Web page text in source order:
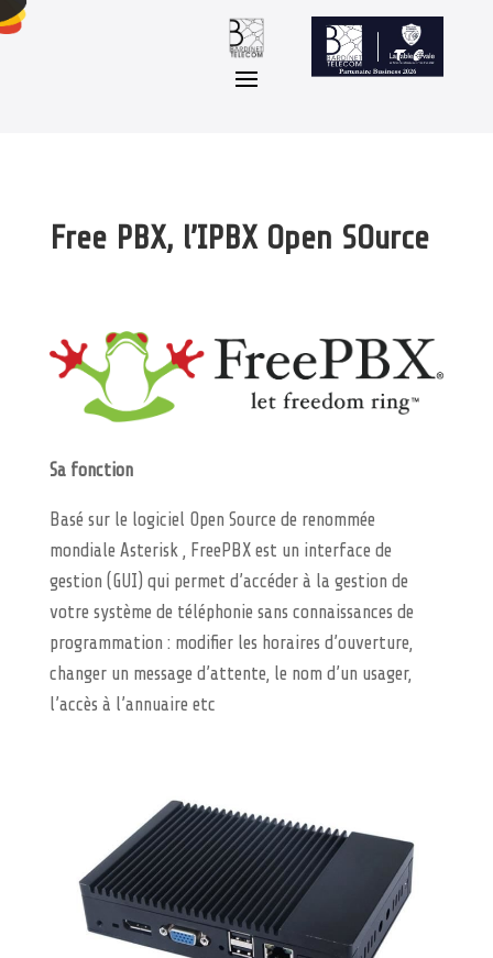
Free PBX, l’IPBX Open SOurce
Sa fonction
Basé sur le logiciel Open Source de renommée
mondiale Asterisk , FreePBX est un interface de
gestion (GUI) qui permet d’accéder à la gestion de
votre système de téléphonie sans connaissances de
programmation : modifier les horaires d’ouverture,
changer un message d’attente, le nom d’un usager,
l’accès à l’annuaire etc